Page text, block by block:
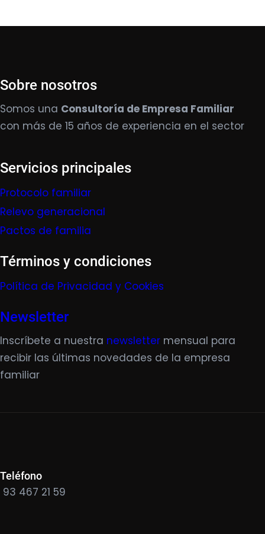
Sobre nosotros
Somos una Consultoría de Empresa Familiar
con más de 15 años de experiencia en el sector
Servicios principales
Protocolo familiar
Relevo generacional
Pactos de familia
Términos y condiciones
Política de Privacidad y Cookies
Newsletter
Inscríbete a nuestra newsletter mensual para
recibir las últimas novedades de la empresa
familiar
Teléfono
93 467 21 59